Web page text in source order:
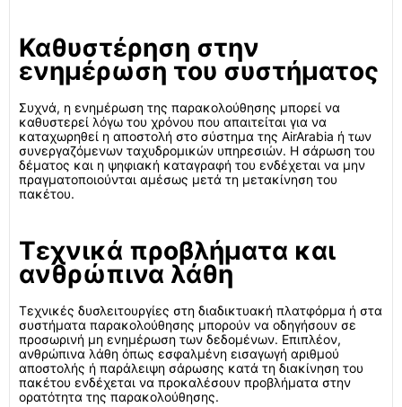
Καθυστέρηση στην
ενημέρωση του συστήματος
Συχνά, η ενημέρωση της παρακολούθησης μπορεί να
καθυστερεί λόγω του χρόνου που απαιτείται για να
καταχωρηθεί η αποστολή στο σύστημα της AirArabia ή των
συνεργαζόμενων ταχυδρομικών υπηρεσιών. Η σάρωση του
δέματος και η ψηφιακή καταγραφή του ενδέχεται να μην
πραγματοποιούνται αμέσως μετά τη μετακίνηση του
πακέτου.
Τεχνικά προβλήματα και
ανθρώπινα λάθη
Τεχνικές δυσλειτουργίες στη διαδικτυακή πλατφόρμα ή στα
συστήματα παρακολούθησης μπορούν να οδηγήσουν σε
προσωρινή μη ενημέρωση των δεδομένων. Επιπλέον,
ανθρώπινα λάθη όπως εσφαλμένη εισαγωγή αριθμού
αποστολής ή παράλειψη σάρωσης κατά τη διακίνηση του
πακέτου ενδέχεται να προκαλέσουν προβλήματα στην
ορατότητα της παρακολούθησης.